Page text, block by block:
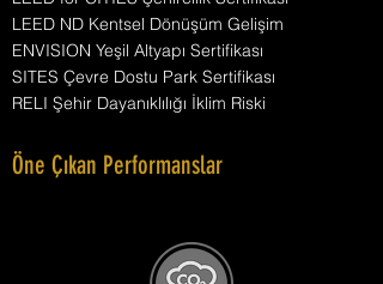
LEED ND Kentsel Dönüşüm Gelişim
ENVISION Yeşil Altyapı Sertifikası
SITES Çevre Dostu Park Sertifikası
RELI Şehir Dayanıklılığı İklim Riski
Öne Çıkan Performanslar